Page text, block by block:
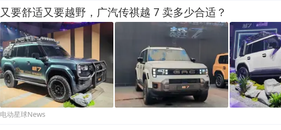
又要舒适又要越野，广汽传祺越 7 卖多少合适？
电动星球News